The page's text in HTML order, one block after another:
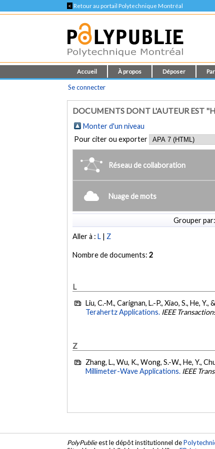
< Retour au portail Polytechnique Montréal
Accueil À propos Déposer
Se connecter
DOCUMENTS DONT L'AUTEUR EST
Monter d'un niveau
Pour citer ou exporter
Réseau de collaboration
Nuage de mots
Grouper par:
Aller à :L | Z
Nombre de documents:2
L
Liu, C.-M., Carignan, L.-P., Xiao, S., He, Y.,
Terahertz Applications. IEEE
Z
Zhang, L., Wu, K., Wong, S.-W., He, Y.,
Millimeter-Wave Applications. IEEE
PolyPublieest le dépôt institutionnel de